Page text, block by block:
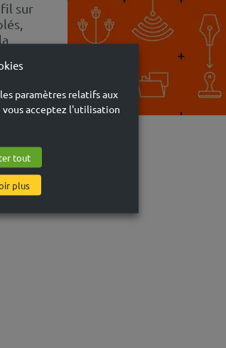
sur
sur le
: un
paramètres relatifs aux
vous acceptez l'utilisation
tout
plus